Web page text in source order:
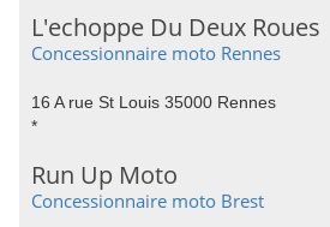
L'echoppe Du Deux Roues
Concessionnaire moto Rennes
16 A rue St Louis 35000 Rennes
*
Run Up Moto
Concessionnaire moto Brest